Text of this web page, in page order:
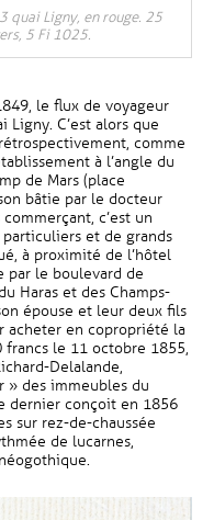
quai Ligny, en rouge. 25
5 Fi 1025.
le flux de voyageur
C’est alors que
comme
à l’angle du
de Mars (place
bâtie par le docteur
c’est un
et de grands
à proximité de l’hôtel
par le boulevard de
Haras et des Champs-
épouse et leur deux fils
acheter en copropriété la
francs le 11 octobre 1855,
Delalande,
des immeubles du
dernier conçoit en 1856
sur rez-de-chaussée
de lucarnes,